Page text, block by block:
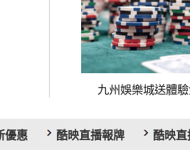
九州娛樂城送體
優惠 酷映直播報牌 酷映